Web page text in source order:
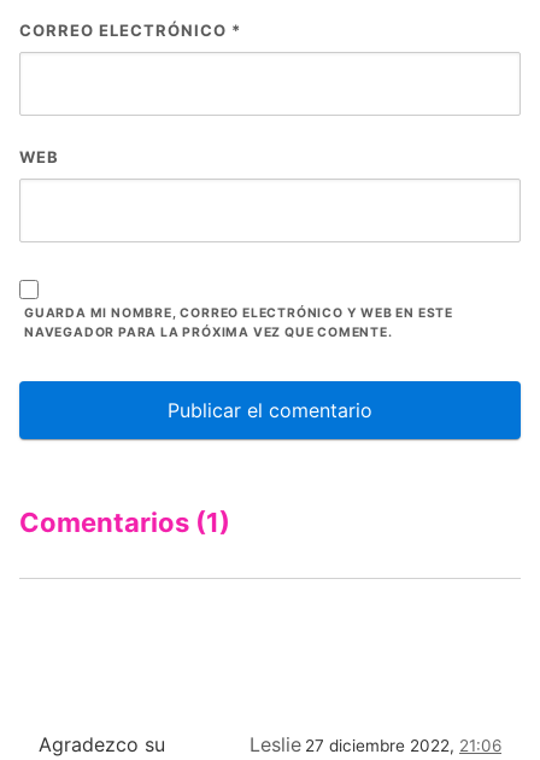
CORREO ELECTRÓNICO *
WEB
GUARDA MI NOMBRE, CORREO ELECTRÓNICO Y WEB EN ESTE
NAVEGADOR PARA LA PRÓXIMA VEZ QUE COMENTE.
Comentarios (1)
Leslie 27 diciembre 2022, 21:06
Agradezco su